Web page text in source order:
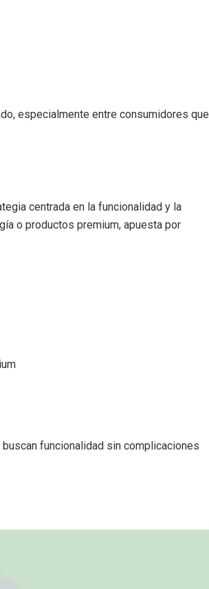
especialmente entre consumidores que
centrada en la funcionalidad y la
o productos premium, apuesta por
funcionalidad sin complicaciones